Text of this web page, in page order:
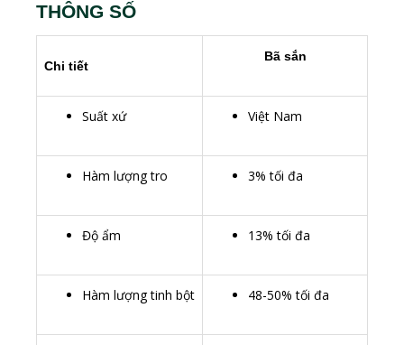
THÔNG SỐ
Chi tiết
Bã sắn
Suất xứ Việt Nam
Hàm lượng tro 3% tối đa
Độ ẩm 13% tối đa
Hàm lượng tinh bột 48-50% tối đa